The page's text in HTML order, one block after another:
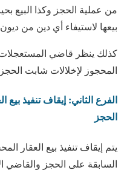
من عملية الحجز وكذا البيع
بيعها لاستيفاء أي دين من
كذلك ينظر قاضي المستعجلات
المحجوز لإخلالات شابت الحجز
الفرع الثاني: إيقاف تنفيذ
الحجز
يتم إيقاف تنفيذ بيع العقار
السابقة على الحجز والقاضي